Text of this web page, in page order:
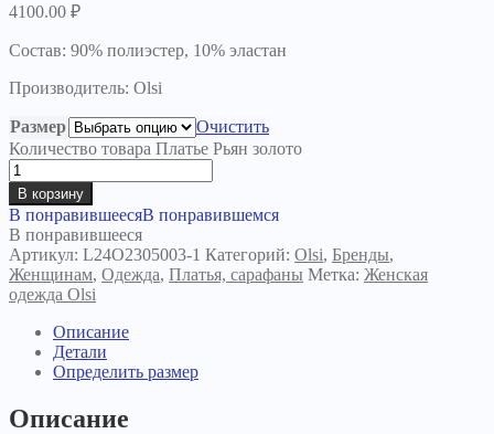
4100.00 ₽
Состав: 90% полиэстер, 10% эластан
Производитель: Olsi
Размер
Очистить
Количество товара Платье Рьян золото
В корзину
В понравившеесяВ понравившемся
В понравившееся
Артикул: L24O2305003-1 Категорий: Olsi, Бренды,
Женщинам, Одежда, Платья, сарафаны Метка: Женская
одежда Olsi
Описание
Детали
Определить размер
Описание